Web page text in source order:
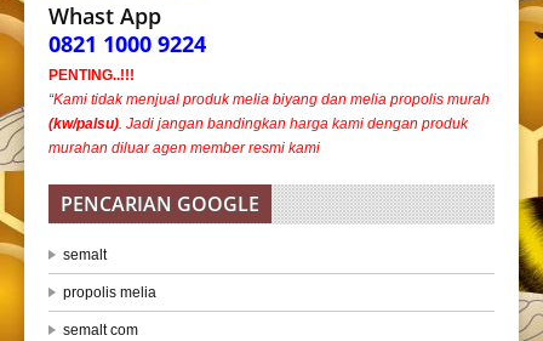
Whast App
0821 1000 9224
PENTING..!!!
“Kami tidak menjual produk melia biyang dan melia propolis murah
(kw/palsu). Jadi jangan bandingkan harga kami dengan produk
murahan diluar agen member resmi kami
PENCARIAN GOOGLE
semalt
propolis melia
semalt com